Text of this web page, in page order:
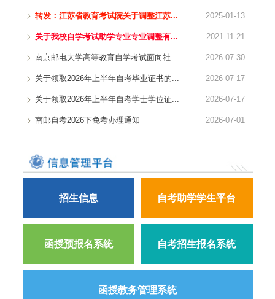
转发：江苏省教育考试院关于调整江苏... 2025-01-13
关于我校自学考试助学专业专业调整有... 2021-11-21
南京邮电大学高等教育自学考试面向社... 2026-07-30
关于领取2026年上半年自考毕业证书的... 2026-07-17
关于领取2026年上半年自考学士学位证... 2026-07-17
南邮自考2026下免考办理通知 2026-07-01
招生信息 自考助学学生平台
函授预报名系统 自考招生报名系统
函授教务管理系统